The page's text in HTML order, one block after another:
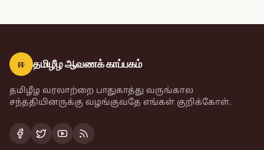
ஈ தமிழீழ ஆவணக் காப்பகம்
தமிழீழ வரலாற்றை பாதுகாத்து வருங்கால
சந்ததியினருக்கு வழங்குவதே எங்கள் குறிக்கோள்.